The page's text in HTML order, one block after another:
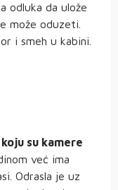
odluka da ulože
može oduzeti.
i smeh u kabini.
su kamere
već ima
Odrasla je uz